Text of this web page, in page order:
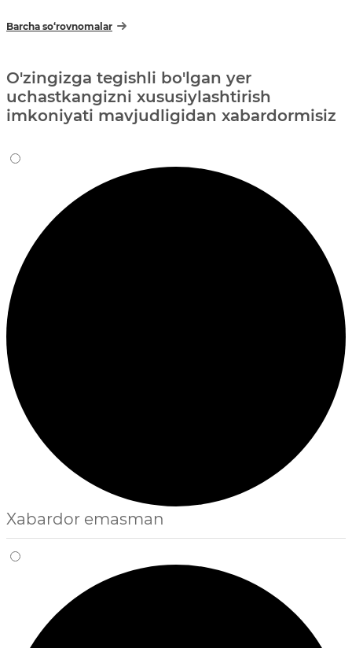
Barcha so‘rovnomalar
O'zingizga tegishli bo'lgan yer
uchastkangizni xususiylashtirish
imkoniyati mavjudligidan xabardormisiz
Xabardor emasman